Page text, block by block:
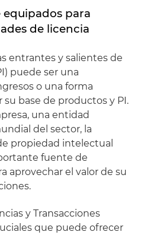
para
de licencia
entrantes y salientes de
puede ser una
o una forma
base de productos y PI.
una entidad
del sector, la
propiedad intelectual
fuente de
aprovechar el valor de su
y Transacciones
que puede ofrecer